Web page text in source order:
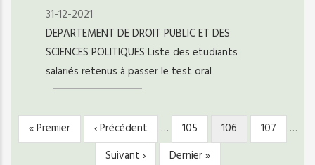
31-12-2021
DEPARTEMENT DE DROIT PUBLIC ET DES
SCIENCES POLITIQUES Liste des etudiants
salariés retenus à passer le test oral
PAGINATION
Première
page
« Premier
Page
précédente
‹ Précédent … Page
105
Page
courante
106 Page
107
…
Page
Suivant ›
Dernière
Dernier »